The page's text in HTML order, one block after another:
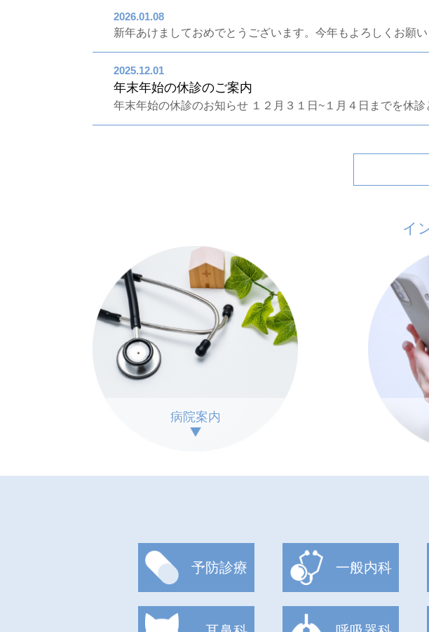
2026.01.08
新年あけましておめでとうございます。今年もよろしくお
2025.12.01
年末年始の休診のご案内
年末年始の休診のお知らせ １２月３１日~１月４日までを休
イ
病院案内
予防診療 一般内科